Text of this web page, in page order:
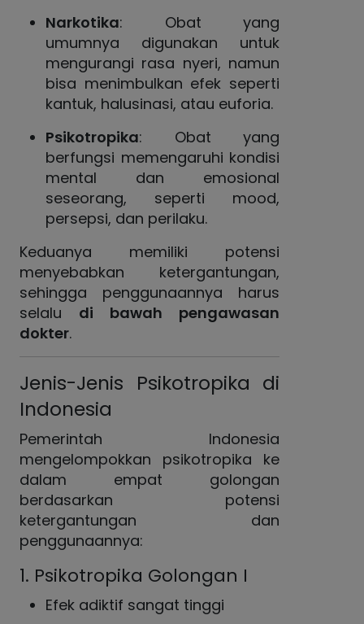
Narkotika: Obat yang
umumnya digunakan untuk
mengurangi rasa nyeri, namun
bisa menimbulkan efek seperti
kantuk, halusinasi, atau euforia.
Psikotropika: Obat yang
berfungsi memengaruhi kondisi
mental dan emosional
seseorang, seperti mood,
persepsi, dan perilaku.
Keduanya memiliki potensi
menyebabkan ketergantungan,
sehingga penggunaannya harus
selalu di bawah pengawasan
dokter.
Jenis-Jenis Psikotropika di
Indonesia
Pemerintah Indonesia
mengelompokkan psikotropika ke
dalam empat golongan
berdasarkan potensi
ketergantungan dan
penggunaannya:
1. Psikotropika Golongan I
Efek adiktif sangat tinggi